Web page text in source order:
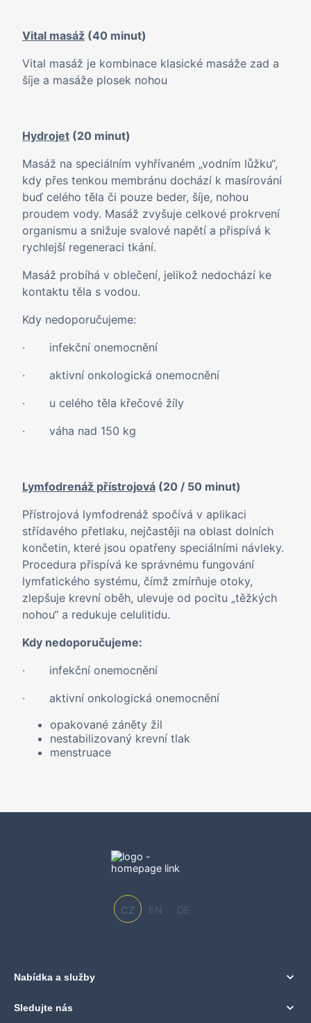
Vital masáž (40 minut)
Vital masáž je kombinace klasické masáže zad a
šíje a masáže plosek nohou
Hydrojet (20 minut)
Masáž na speciálním vyhřívaném „vodním lůžku“,
kdy přes tenkou membránu dochází k masírování
buď celého těla či pouze beder, šíje, nohou
proudem vody. Masáž zvyšuje celkové prokrvení
organismu a snižuje svalové napětí a přispívá k
rychlejší regeneraci tkání.
Masáž probíhá v oblečení, jelikož nedochází ke
kontaktu těla s vodou.
Kdy nedoporučujeme:
· infekční onemocnění
· aktivní onkologická onemocnění
· u celého těla křečové žíly
· váha nad 150 kg
Lymfodrenáž přístrojová (20 / 50 minut)
Přístrojová lymfodrenáž spočívá v aplikaci
střídavého přetlaku, nejčastěji na oblast dolních
končetin, které jsou opatřeny speciálními návleky.
Procedura přispívá ke správnému fungování
lymfatického systému, čímž zmírňuje otoky,
zlepšuje krevní oběh, ulevuje od pocitu „těžkých
nohou“ a redukuje celulitidu.
Kdy nedoporučujeme:
· infekční onemocnění
· aktivní onkologická onemocnění
opakované záněty žil
nestabilizovaný krevní tlak
menstruace
CZ EN DE
Nabídka a služby
Sledujte nás